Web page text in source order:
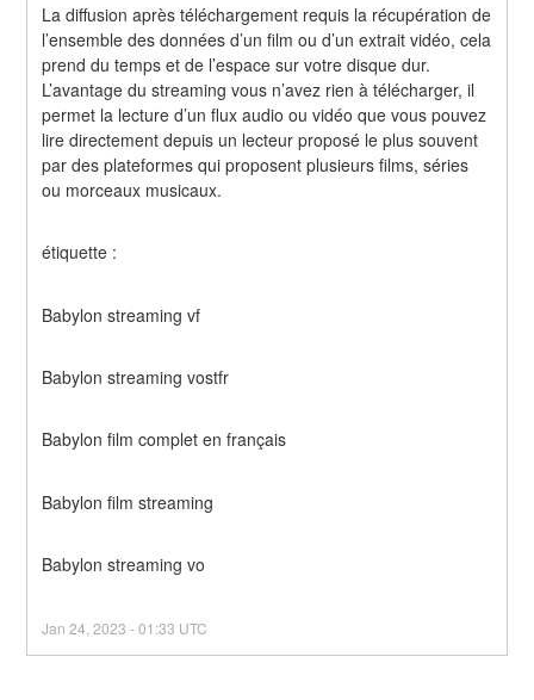
La diffusion après téléchargement requis la récupération de
l’ensemble des données d’un film ou d’un extrait vidéo, cela
prend du temps et de l’espace sur votre disque dur.
L’avantage du streaming vous n’avez rien à télécharger, il
permet la lecture d’un flux audio ou vidéo que vous pouvez
lire directement depuis un lecteur proposé le plus souvent
par des plateformes qui proposent plusieurs films, séries
ou morceaux musicaux.
étiquette :
Babylon streaming vf
Babylon streaming vostfr
Babylon film complet en français
Babylon film streaming
Babylon streaming vo
Jan24 ,2023 -01:33 UTC